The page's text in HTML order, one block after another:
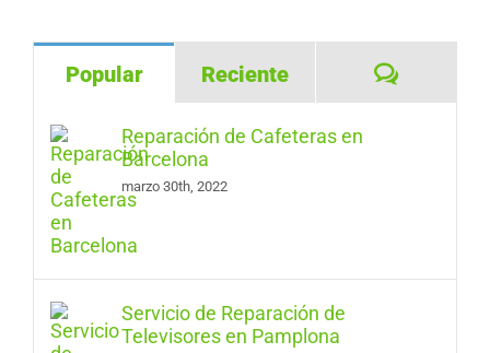
Popular Reciente
Reparación de Cafeteras en
Barcelona
marzo 30th, 2022
Servicio de Reparación de
Televisores en Pamplona